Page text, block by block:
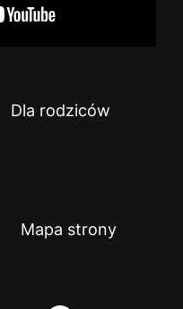
Dla rodziców
Mapa strony